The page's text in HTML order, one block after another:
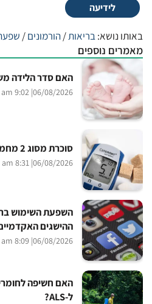
לידיעה
באותו נושא:בריאות/הורמונים/
מאמרים נוספים
האם סדר הלידה
06/08/2026
| 9:02 am
סוכרת מסוג 2 מחמירה את תסמיני גיל המעבר
06/08/2026
| 8:31 am
השפעת השימוש
ההישגים
06/08/2026
| 8:09 am
האם חשיפה
ל-ALS?